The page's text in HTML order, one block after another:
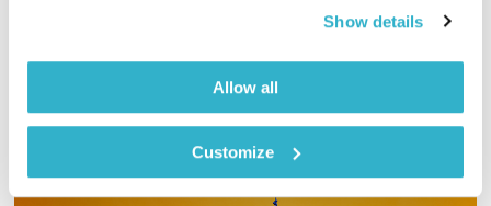
Show details
Allow all
Customize
והמשובחת. וגם – עדי שחם מתארחת לשיחה וסשן לייב באולפן